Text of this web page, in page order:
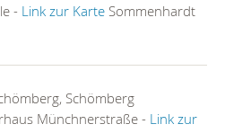
- Link zur Karte Sommenhardt
Schömberg
Münchnerstraße - Link zur